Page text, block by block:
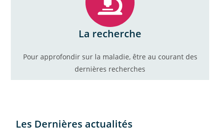
La recherche
Pour approfondir sur la maladie, être au courant des
dernières recherches
Les Dernières actualités